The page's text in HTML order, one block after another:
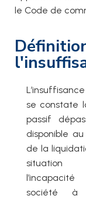
le Code de
se constate
passif
disponible
de la
situation
société à